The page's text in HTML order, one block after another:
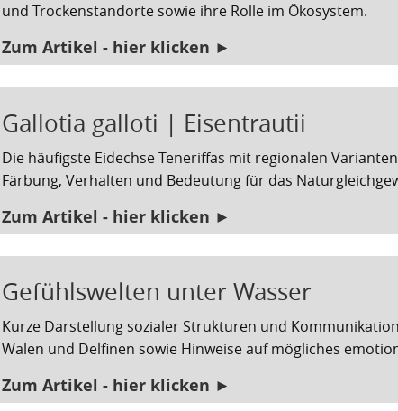
und Trockenstandorte sowie ihre Rolle im Ökosystem.
Zum Artikel - hier klicken ►
Gallotia galloti | Eisentrautii
Die häufigste Eidechse Teneriffas mit regionalen
Färbung, Verhalten und Bedeutung für das
Zum Artikel - hier klicken ►
Gefühlswelten unter Wasser
Kurze Darstellung sozialer Strukturen und
Walen und Delfinen sowie Hinweise auf mögliches
Zum Artikel - hier klicken ►